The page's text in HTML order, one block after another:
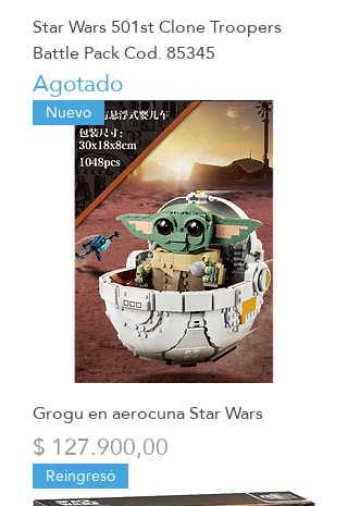
Star Wars 501st Clone Troopers
Battle Pack Cod. 85345
Agotado
Nuevo
Grogu en aerocuna Star Wars
Precio
$ 127.900,00
Reingresó